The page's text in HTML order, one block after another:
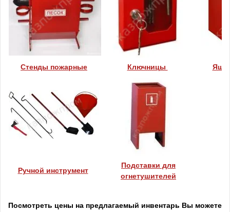
Стенды пожарные Ключницы
Ручной инструмент
Подставки для
огнетушителей
Посмотреть цены на предлагаемый инвентарь Вы можете